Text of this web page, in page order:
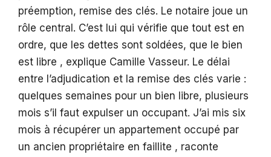
préemption, remise des clés. Le notaire joue un
rôle central. C’est lui qui vérifie que tout est en
ordre, que les dettes sont soldées, que le bien
est libre , explique Camille Vasseur. Le délai
entre l’adjudication et la remise des clés varie :
quelques semaines pour un bien libre, plusieurs
mois s’il faut expulser un occupant. J’ai mis six
mois à récupérer un appartement occupé par
un ancien propriétaire en faillite , raconte